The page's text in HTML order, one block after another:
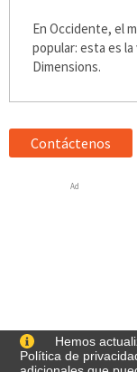
En Occidente, el
popular: esta es
Dimensions.
Contáctenos
Ad
Hemos
Política de